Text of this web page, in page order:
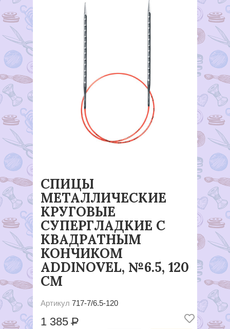
СПИЦЫ
МЕТАЛЛИЧЕСКИЕ
КРУГОВЫЕ
СУПЕРГЛАДКИЕ C
КВАДРАТНЫМ
КОНЧИКОМ
ADDINOVEL, №6.5, 120
СМ
Артикул 717-7/6.5-120
1 385Р